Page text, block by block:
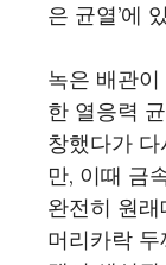
은 균열’에
녹은 배관
한 열응력
창했다가
만, 이때 금
완전히 원
머리카락